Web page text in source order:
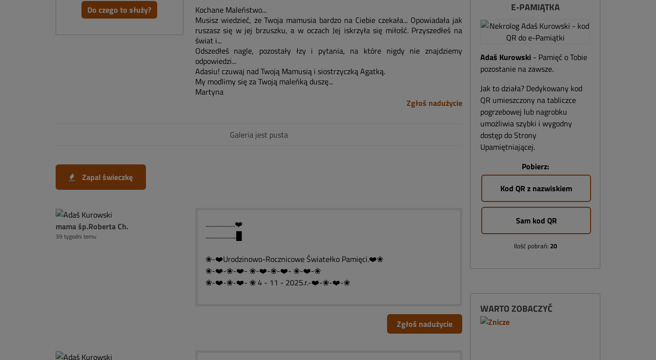
Do czego to służy?
Kochane Maleństwo...
Musisz wiedzieć, że Twoja mamusia bardzo na Ciebie czekała... Opowiadała jak
ruszasz się w jej brzuszku, a w oczach Jej iskrzyła się miłość. Przyszedłeś na
świat i...
Odszedłeś nagle, pozostały łzy i pytania, na które nigdy nie znajdziemy
odpowiedzi...
Adasiu! czuwaj nad Twoją Mamusią i siostrzyczką Agatką.
My modlimy się za Twoją maleńką duszę...
Martyna
Zgłoś nadużycie
Galeria jest pusta
Zapal świeczkę
mama śp.Roberta Ch.
39 tygodni temu
....................❤️
.....................█
❀-❤️Urodzinowo-Rocznicowe Światełko Pamięci.❤️❀
❀-❤️-❀-❤️- ❀-❤️-❀-❤️- ❀-❤️-❀
❀-❤️-❀-❤️- ❀ 4 - 11 - 2025.r.-❤️-❀-❤️-❀
Zgłoś nadużycie
E-PAMIĄTKA
Adaś Kurowski - Pamięć o Tobie
pozostanie na zawsze.
Jak to działa? Dedykowany kod
QR umieszczony na tabliczce
pogrzebowej lub nagrobku
umożliwia szybki i wygodny
dostęp do Strony
Upamiętniającej.
Pobierz:
Kod QR z nazwiskiem
Sam kod QR
Ilość pobrań: 20
WARTO ZOBACZYĆ